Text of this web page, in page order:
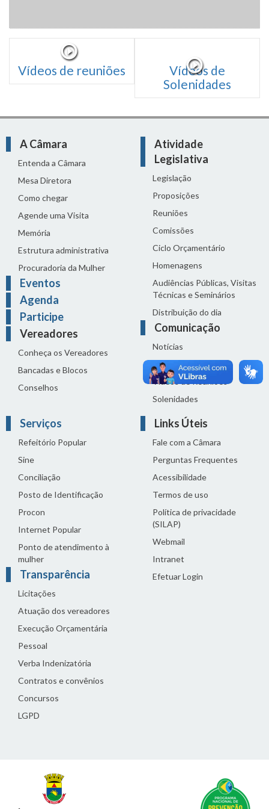
Vídeos de reuniões
Vídeos de
Solenidades
A Câmara
Entenda a Câmara
Mesa Diretora
Como chegar
Agende uma Visita
Memória
Estrutura administrativa
Procuradoria da Mulher
Eventos
Agenda
Participe
Vereadores
Conheça os Vereadores
Bancadas e Blocos
Conselhos
Atividade
Legislativa
Legislação
Proposições
Reuniões
Comissões
Ciclo Orçamentário
Homenagens
Audiências Públicas, Visitas
Técnicas e Seminários
Distribuição do dia
Comunicação
Notícias
Sala de Imprensa
Vídeos de Reuniões
Solenidades
Serviços
Refeitório Popular
Sine
Conciliação
Posto de Identificação
Procon
Internet Popular
Ponto de atendimento à
mulher
Transparência
Licitações
Atuação dos vereadores
Execução Orçamentária
Pessoal
Verba Indenizatória
Contratos e convênios
Concursos
LGPD
Links Úteis
Fale com a Câmara
Perguntas Frequentes
Acessibilidade
Termos de uso
Política de privacidade
(SILAP)
Webmail
Intranet
Efetuar Login